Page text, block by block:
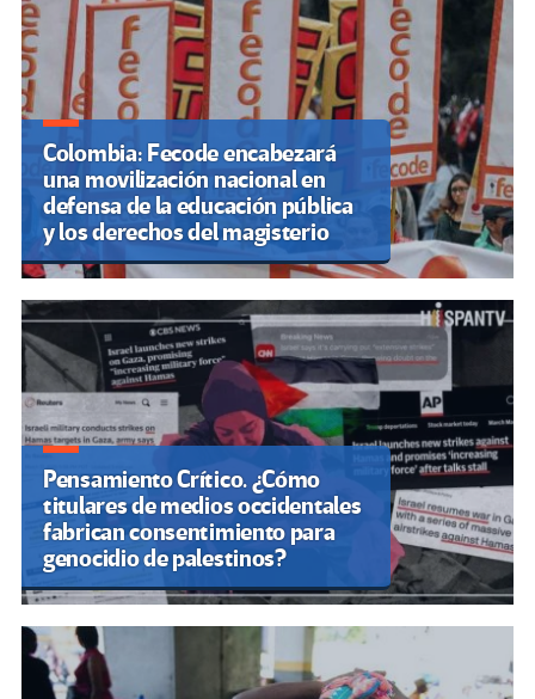
Colombia: Fecode encabezará
una movilización nacional en
defensa de la educación pública
y los derechos del magisterio
Pensamiento Crítico. ¿Cómo
titulares de medios occidentales
fabrican consentimiento para
genocidio de palestinos?